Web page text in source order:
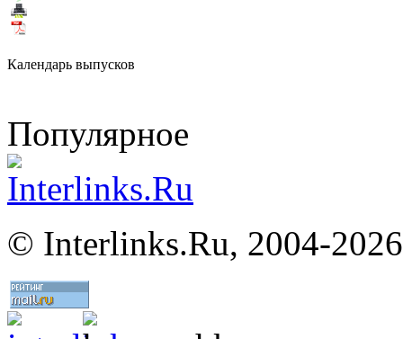
Календарь выпусков
Популярное
© Interlinks.Ru, 2004-2026